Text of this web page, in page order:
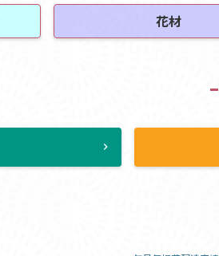
花材
chevron_right